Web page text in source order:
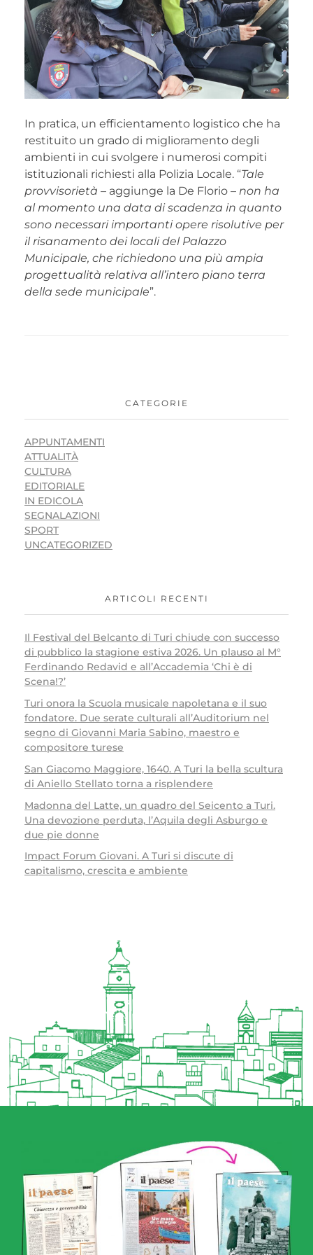
In pratica, un efficientamento logistico che ha
restituito un grado di miglioramento degli
ambienti in cui svolgere i numerosi compiti
istituzionali richiesti alla Polizia Locale. “Tale
provvisorietà – aggiunge la De Florio – non ha
al momento una data di scadenza in quanto
sono necessari importanti opere risolutive per
il risanamento dei locali del Palazzo
Municipale, che richiedono una più ampia
progettualità relativa all’intero piano terra
della sede municipale”.
CATEGORIE
APPUNTAMENTI
ATTUALITÀ
CULTURA
EDITORIALE
IN EDICOLA
SEGNALAZIONI
SPORT
UNCATEGORIZED
ARTICOLI RECENTI
Il Festival del Belcanto di Turi chiude con successo
di pubblico la stagione estiva 2026. Un plauso al M°
Ferdinando Redavid e all’Accademia ‘Chi è di
Scena!?’
Turi onora la Scuola musicale napoletana e il suo
fondatore. Due serate culturali all’Auditorium nel
segno di Giovanni Maria Sabino, maestro e
compositore turese
San Giacomo Maggiore, 1640. A Turi la bella scultura
di Aniello Stellato torna a risplendere
Madonna del Latte, un quadro del Seicento a Turi.
Una devozione perduta, l’Aquila degli Asburgo e
due pie donne
Impact Forum Giovani. A Turi si discute di
capitalismo, crescita e ambiente